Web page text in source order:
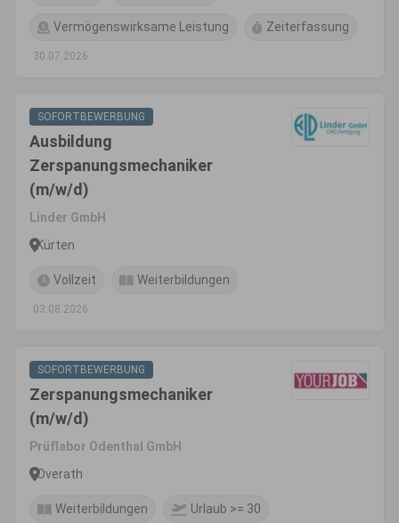
Vermögenswirksame Leistung Zeiterfassung
30.07.2026
SOFORTBEWERBUNG
Ausbildung
Zerspanungsmechaniker
(m/w/d)
Linder GmbH
Kürten
Vollzeit Weiterbildungen
03.08.2026
SOFORTBEWERBUNG
Zerspanungsmechaniker
(m/w/d)
Prüflabor Odenthal GmbH
Overath
Weiterbildungen Urlaub >= 30